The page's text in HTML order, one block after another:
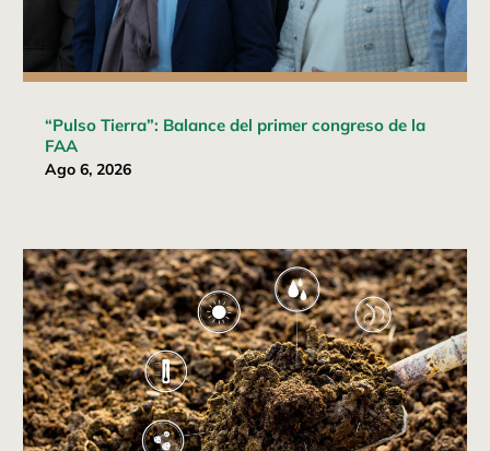
“Pulso Tierra”: Balance del primer congreso de la
FAA
Ago 6, 2026